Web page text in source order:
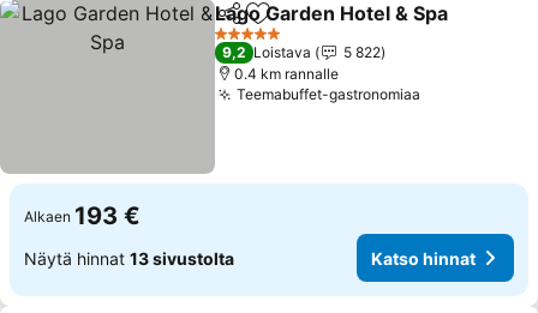
Jaa Lisää suosikkeihin
Lago Garden Hotel & Spa
5 Tähtiluokitus
9,2 Loistava
5 822
0.4 km rannalle
Teemabuffet-gastronomiaa
Alkaen 193 €
Näytä hinnat 13 sivustolta Katso hinnat